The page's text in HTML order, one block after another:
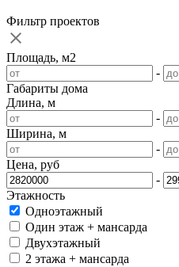
Фильтр проектов
Площадь, м2
-
Габариты дома
Длина, м
-
Ширина, м
-
Цена, руб
-
Этажность
Одноэтажный
Один этаж + мансарда
Двухэтажный
2 этажа + мансарда